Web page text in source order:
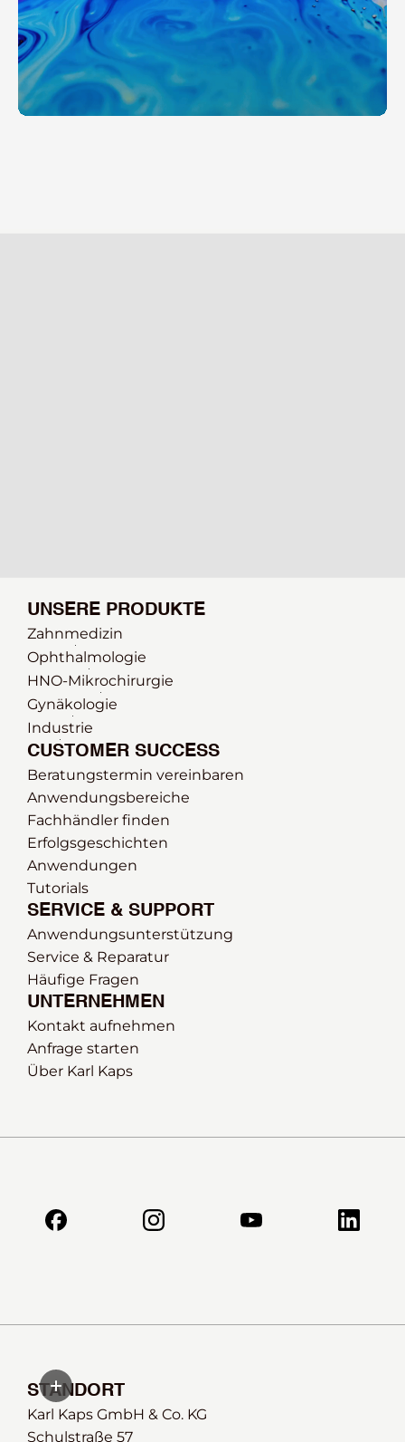
UNSERE PRODUKTE
Zahnmedizin
Ophthalmologie
HNO-Mikrochirurgie
Gynäkologie
Industrie
SERVICE & SUPPORT
Service & Reparatur
Anwendungsunterstützung
Häufige Fragen
CUSTOMER SUCCESS
Beratungstermin vereinbaren
Anwendungsbereiche
Fachhändler finden
Erfolgsgeschichten
Anwendungen
Tutorials
UNTERNEHMEN
Anfrage starten
Über Karl Kaps
Kontakt aufnehmen
STANDORT
Karl Kaps GmbH & Co. KG
Schulstraße 57